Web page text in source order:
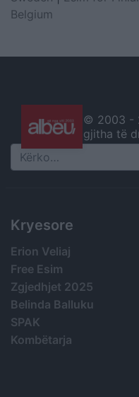
Belgium
© 2003 -
gjitha të
Search
Kryesore
Erion Veliaj
Free Esim
Zgjedhjet 2025
Belinda Balluku
SPAK
Kombëtarja